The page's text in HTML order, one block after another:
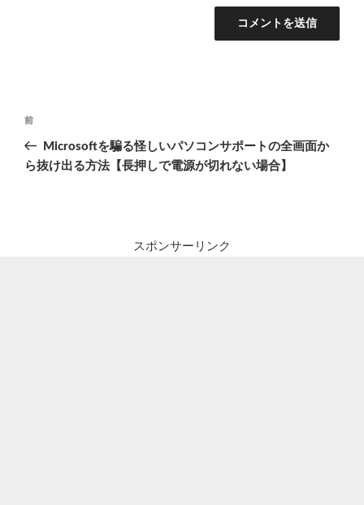
投
ナ
前
の
投
前
Microsoftを騙る怪しいパソコンサポートの全画面か
ら抜け出る方法【長押しで電源が切れない場合】
スポンサーリンク